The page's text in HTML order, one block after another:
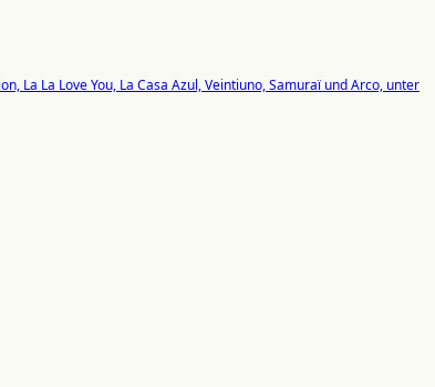
La La Love You, La Casa Azul, Veintiuno, Samuraï und Arco, unter